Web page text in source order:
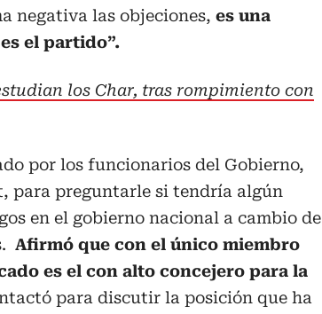
negativa las objeciones, es una
el partido”.
los Char, tras rompimiento con
por los funcionarios del Gobierno,
para preguntarle si tendría algún
en el gobierno nacional a cambio de
Afirmó que con el único miembro
es el con alto concejero para la
para discutir la posición que ha